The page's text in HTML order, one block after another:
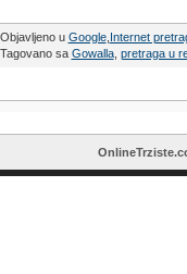
Objavljeno u Google, Internet
Tagovano sa Gowalla, pretraga u